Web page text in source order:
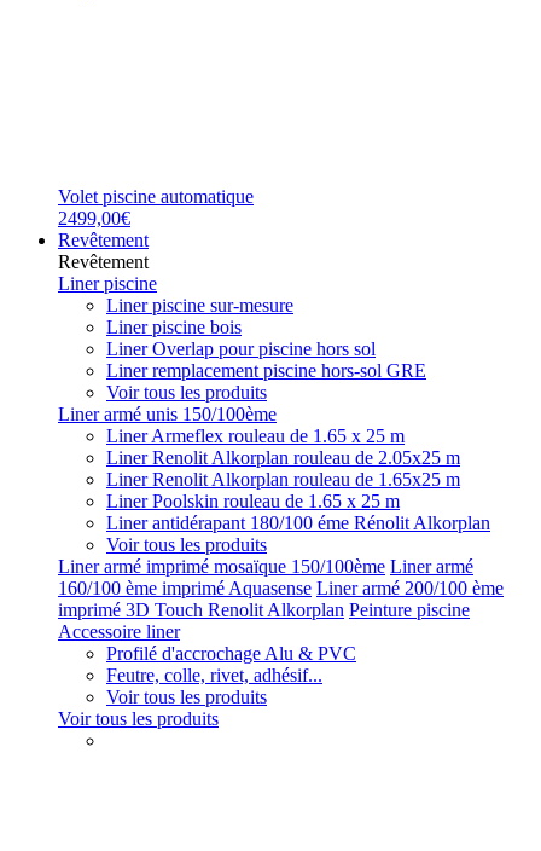
Volet piscine automatique
2499,00€
Revêtement
Revêtement
Liner piscine
Liner piscine sur-mesure
Liner piscine bois
Liner Overlap pour piscine hors sol
Liner remplacement piscine hors-sol GRE
Voir tous les produits
Liner armé unis 150/100ème
Liner Armeflex rouleau de 1.65 x 25 m
Liner Renolit Alkorplan rouleau de 2.05x25 m
Liner Renolit Alkorplan rouleau de 1.65x25 m
Liner Poolskin rouleau de 1.65 x 25 m
Liner antidérapant 180/100 éme Rénolit Alkorplan
Voir tous les produits
Liner armé imprimé mosaïque 150/100ème Liner armé
160/100 ème imprimé Aquasense Liner armé 200/100 ème
imprimé 3D Touch Renolit Alkorplan Peinture piscine
Accessoire liner
Profilé d'accrochage Alu & PVC
Feutre, colle, rivet, adhésif...
Voir tous les produits
Voir tous les produits